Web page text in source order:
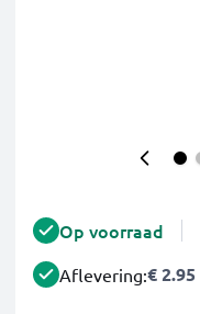
Op voorraad
Aflevering:€ 2.95